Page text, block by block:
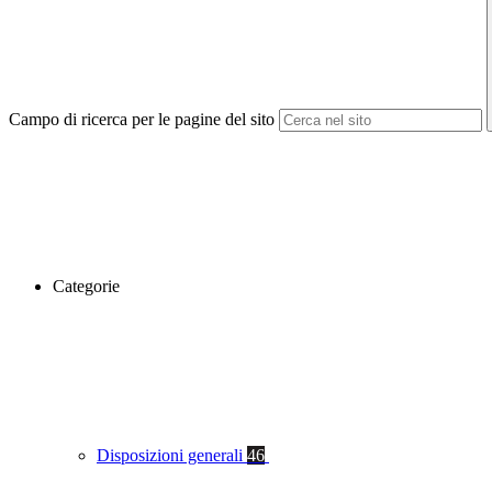
Campo di ricerca per le pagine del sito
Categorie
Disposizioni generali 46